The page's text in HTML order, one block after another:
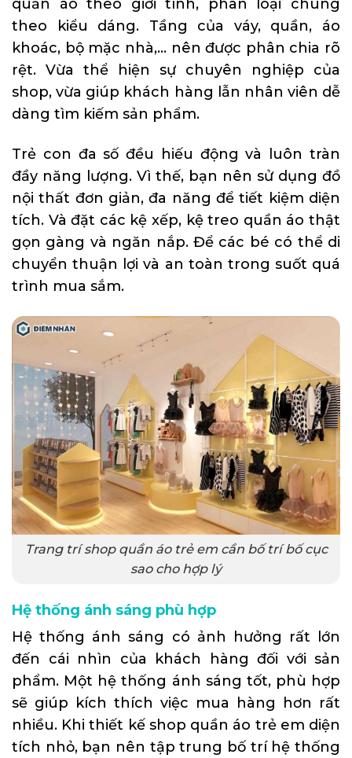
quần áo theo giới tính, phân loại chúng
theo kiểu dáng. Tầng của váy, quần, áo
khoác, bộ mặc nhà,… nên được phân chia rõ
rệt. Vừa thể hiện sự chuyên nghiệp của
shop, vừa giúp khách hàng lẫn nhân viên dễ
dàng tìm kiếm sản phẩm.
Trẻ con đa số đều hiếu động và luôn tràn
đầy năng lượng. Vì thế, bạn nên sử dụng đồ
nội thất đơn giản, đa năng để tiết kiệm diện
tích. Và đặt các kệ xếp, kệ treo quần áo thật
gọn gàng và ngăn nắp. Để các bé có thể di
chuyển thuận lợi và an toàn trong suốt quá
trình mua sắm.
Trang trí shop quần áo trẻ em cần bố trí bố cục
sao cho hợp lý
Hệ thống ánh sáng phù hợp
Hệ thống ánh sáng có ảnh hưởng rất lớn
đến cái nhìn của khách hàng đối với sản
phẩm. Một hệ thống ánh sáng tốt, phù hợp
sẽ giúp kích thích việc mua hàng hơn rất
nhiều. Khi thiết kế shop quần áo trẻ em diện
tích nhỏ, bạn nên tập trung bố trí hệ thống